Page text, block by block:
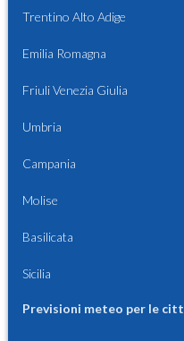
Trentino Alto Adige
Emilia Romagna
Friuli Venezia Giulia
Umbria
Campania
Molise
Basilicata
Sicilia
Previsioni meteo per le